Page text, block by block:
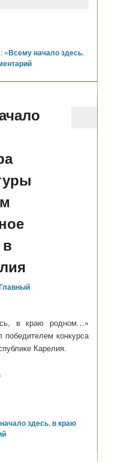
«Всему начало здесь,
в краю родном…»
победителем конкурса
Карелия.
здесь,в краю